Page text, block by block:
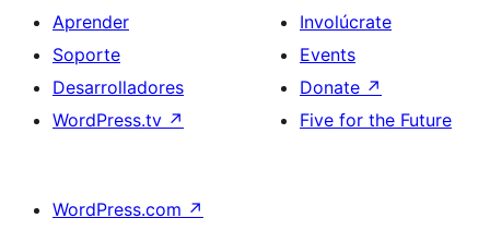
Aprender
Soporte
Desarrolladores
WordPress.tv ↗
Involúcrate
Events
Donate ↗
Five for the Future
WordPress.com ↗